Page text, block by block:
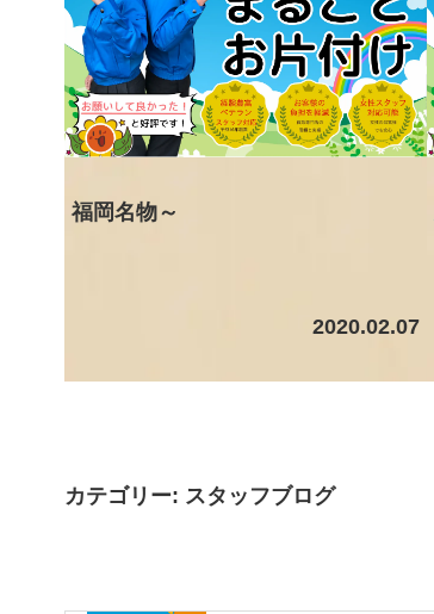
福岡名物～
2020.02.07
カテゴリー: スタッフブログ